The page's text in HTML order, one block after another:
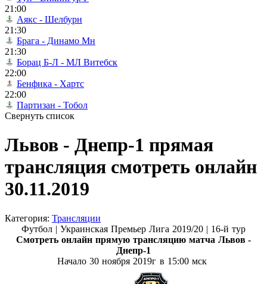
21:00
Аякс - Шелбурн
21:30
Брага - Динамо Мн
21:30
Борац Б-Л - МЛ Витебск
22:00
Бенфика - Хартс
22:00
Партизан - Тобол
Свернуть список
Львов - Днепр-1 прямая
трансляция смотреть онлайн
30.11.2019
Категория: Трансляции
Футбол | Украинская Премьер Лига 2019/20 | 16-й тур
Смотреть онлайн прямую трансляцию матча Львов -
Днепр-1
Начало 30 ноября 2019г в 15:00 мск